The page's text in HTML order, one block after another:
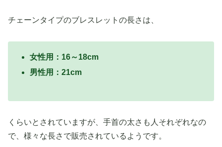
チェーンタイプのブレスレットの長さは、
女性用：16～18cm
男性用：21cm
くらいとされていますが、手首の太さも人それぞれなの
で、様々な長さで販売されているようです。